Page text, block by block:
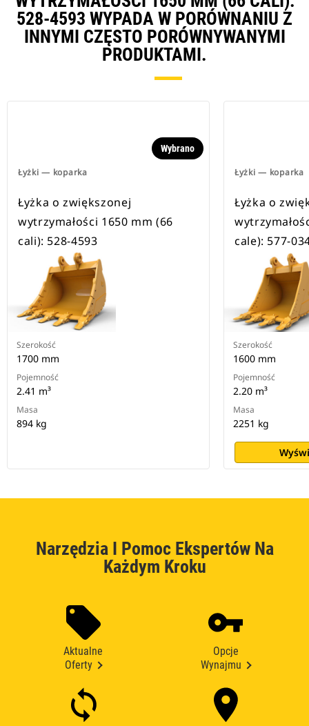
528-4593 WYPADA W PORÓWNANIU Z
INNYMI CZĘSTO PORÓWNYWANYMI
PRODUKTAMI.
Łyżki — koparka
Wybrano
Łyżka o zwiększonej
wytrzymałości 1650 mm (66
cali): 528-4593
Szerokość
1700 mm
Pojemność
2.41 m³
Masa
894 kg
Łyżki — koparka
Łyżka o
cale): 577-
Szerokość
1600 mm
Pojemność
2.20 m³
Masa
2251 kg
Narzędzia I Pomoc Ekspertów Na
Każdym Kroku
Aktualne
Oferty
Opcje
Wynajmu